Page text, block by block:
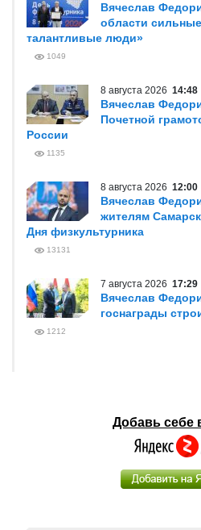
Вячеслав
области
талантливые люди»
1049
8 августа 2026 14:48
Вячеслав
Почетной
России
1135
8 августа 2026 12:00
Вячеслав
жителям
Дня физкультурника
13131
7 августа 2026 17:29
Вячеслав
госнаграды
1212
Добавь себе